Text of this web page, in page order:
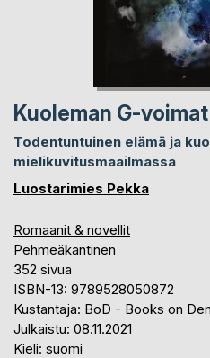
Kuoleman G-voimat
Todentuntuinen elämä ja
mielikuvitusmaailmassa
Luostarimies Pekka
Romaanit & novellit
Pehmeäkantinen
352 sivua
ISBN-13: 9789528050872
Kustantaja: BoD - Books on
Julkaistu: 08.11.2021
Kieli: suomi